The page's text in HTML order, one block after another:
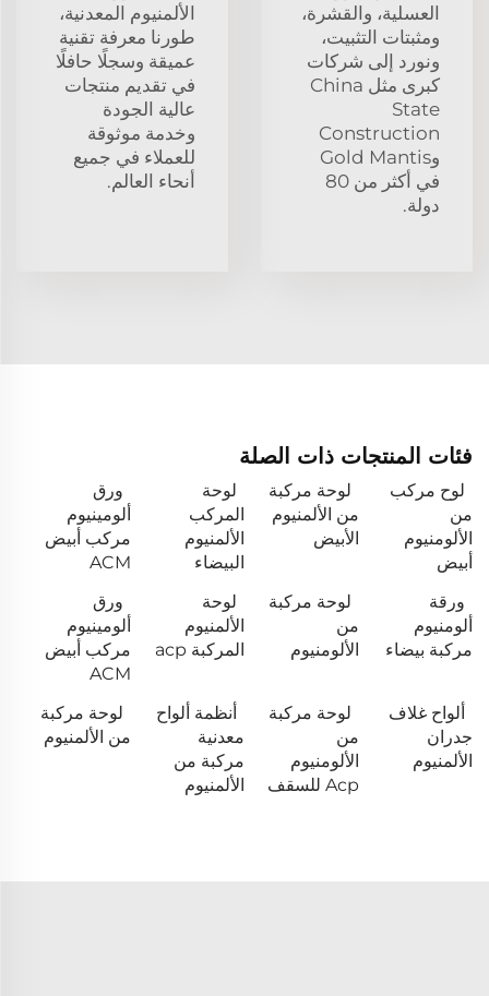
العسلية، والقشرة،
ومثبتات التثبيت،
ونورد إلى شركات
كبرى مثل China
State
Construction
وGold Mantis
في أكثر من 80
دولة.
الألمنيوم المعدنية،
طورنا معرفة تقنية
عميقة وسجلًا حافلًا
في تقديم منتجات
عالية الجودة
وخدمة موثوقة
للعملاء في جميع
أنحاء العالم.
فئات المنتجات ذات الصلة
لوح مركب
من
الألومنيوم
أبيض
لوحة مركبة
من الألمنيوم
الأبيض
لوحة
المركب
الألمنيوم
البيضاء
ورق
ألومينيوم
مركب أبيض
ACM
ورقة
ألومنيوم
مركبة بيضاء
لوحة مركبة
من
الألومنيوم
لوحة
الألمنيوم
المركبة acp
ورق
ألومينيوم
مركب أبيض
ACM
ألواح غلاف
جدران
الألمنيوم
لوحة مركبة
من
الألومنيوم
Acp للسقف
أنظمة ألواح
معدنية
مركبة من
الألمنيوم
لوحة مركبة
من الألمنيوم